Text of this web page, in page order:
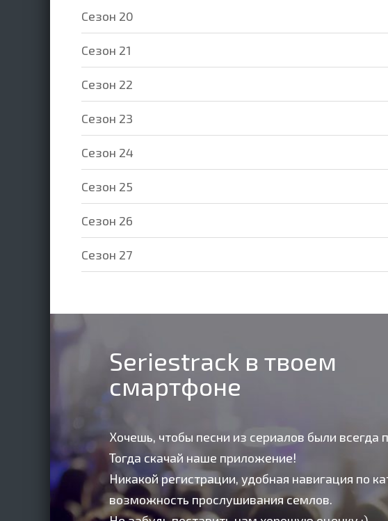
Cезон 20
Cезон 21
Cезон 22
Cезон 23
Cезон 24
Cезон 25
Cезон 26
Cезон 27
Seriestrack в твоем
смартфоне
Хочешь, чтобы песни из сериалов были всегда
Тогда скачай наше приложение!
Никакой регистрации, удобная навигация по
возможность прослушивания семлов.